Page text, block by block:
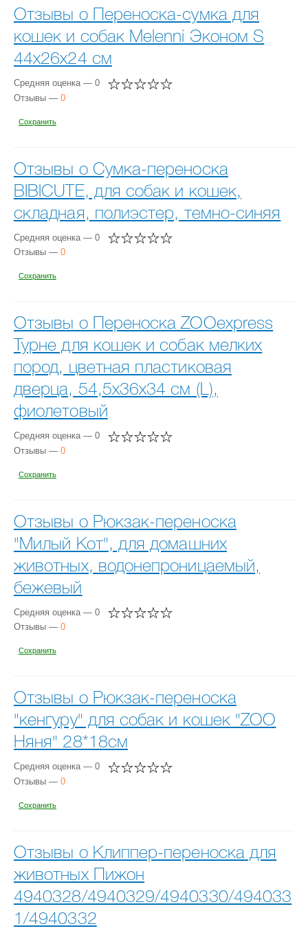
Отзывы о Переноска-сумка для
кошек и собак Melenni Эконом S
44х26х24 см
Средняя оценка — 0
Отзывы — 0
Сохранить
Отзывы о Сумка-переноска
BIBICUTE, для собак и кошек,
складная, полиэстер, темно-синяя
Средняя оценка — 0
Отзывы — 0
Сохранить
Отзывы о Переноска ZOOexpress
Турне для кошек и собак мелких
пород, цветная пластиковая
дверца, 54,5х36х34 см (L),
фиолетовый
Средняя оценка — 0
Отзывы — 0
Сохранить
Отзывы о Рюкзак-переноска
"Милый Кот", для домашних
животных, водонепроницаемый,
бежевый
Средняя оценка — 0
Отзывы — 0
Сохранить
Отзывы о Рюкзак-переноска
"кенгуру" для собак и кошек "ZOO
Няня" 28*18см
Средняя оценка — 0
Отзывы — 0
Сохранить
Отзывы о Клиппер-переноска для
животных Пижон
4940328/4940329/4940330/494033
1/4940332